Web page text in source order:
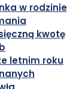
w rodzinie
kwotę
letnim roku